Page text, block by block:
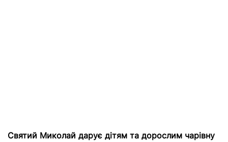
Святий Миколай дарує дітям та дорослим чарівну